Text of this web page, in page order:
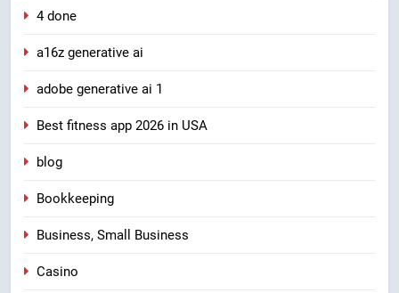
4 done
a16z generative ai
adobe generative ai 1
Best fitness app 2026 in USA
blog
Bookkeeping
Business, Small Business
Casino